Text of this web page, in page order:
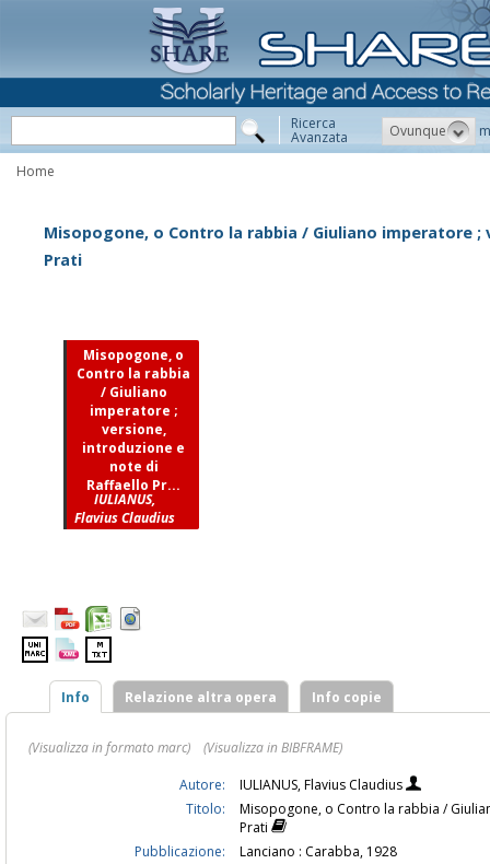
Ricerca
Avanzata Ovunque
Home
Misopogone, o Contro la rabbia / Giuliano imperatore
Prati
Misopogone, o
Contro la rabbia
/ Giuliano
imperatore ;
versione,
introduzione e
note di
Raffaello Pr...
IULIANUS,
Flavius Claudius
Info Relazione altra opera Info copie
(Visualizza in formato marc)
(Visualizza in BIBFRAME)
Autore:
IULIANUS, Flavius Claudius
Titolo:
Misopogone, o Contro la rabbia /
Prati
Pubblicazione:
Lanciano : Carabba, 1928